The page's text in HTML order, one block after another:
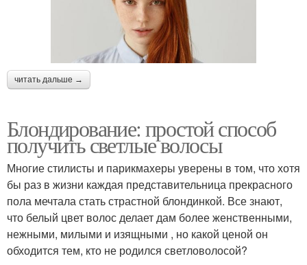
читать дальше →
Блондирование: простой способ
получить светлые волосы
Многие стилисты и парикмахеры уверены в том, что хотя
бы раз в жизни каждая представительница прекрасного
пола мечтала стать страстной блондинкой. Все знают,
что белый цвет волос делает дам более женственными,
нежными, милыми и изящными , но какой ценой он
обходится тем, кто не родился светловолосой?